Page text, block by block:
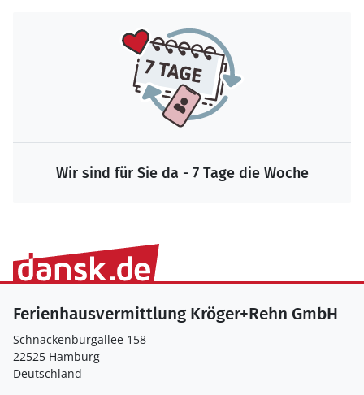
Wir sind für Sie da - 7 Tage die Woche
Ferienhausvermittlung Kröger+Rehn GmbH
Schnackenburgallee 158
22525 Hamburg
Deutschland